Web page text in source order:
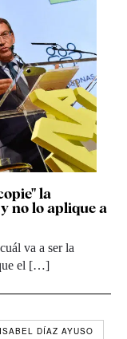
la
no lo aplique a
va a ser la
el […]
ISABEL DÍAZ AYUSO